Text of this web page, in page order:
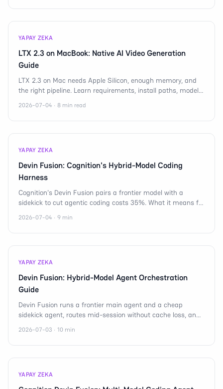
YAPAY ZEKA
LTX 2.3 on MacBook: Native AI Video Generation
Guide
LTX 2.3 on Mac needs Apple Silicon, enough memory, and
the right pipeline. Learn requirements, install paths, model
2026-07-04 · 8 min read
YAPAY ZEKA
Devin Fusion: Cognition's Hybrid-Model Coding
Harness
Cognition's Devin Fusion pairs a frontier model with a
sidekick to cut agentic coding costs 35%. What it means for
2026-07-04 · 9 min
YAPAY ZEKA
Devin Fusion: Hybrid-Model Agent Orchestration
Guide
Devin Fusion runs a frontier main agent and a cheap
sidekick agent, routes mid-session without cache loss, and
2026-07-03 · 10 min
YAPAY ZEKA